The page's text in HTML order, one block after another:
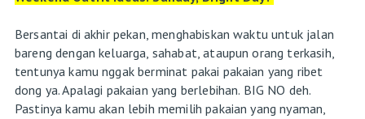
Bersantai di akhir pekan, menghabiskan waktu untuk jalan
bareng dengan keluarga, sahabat, ataupun orang terkasih,
tentunya kamu nggak berminat pakai pakaian yang ribet
dong ya. Apalagi pakaian yang berlebihan. BIG NO deh.
Pastinya kamu akan lebih memilih pakaian yang nyaman,